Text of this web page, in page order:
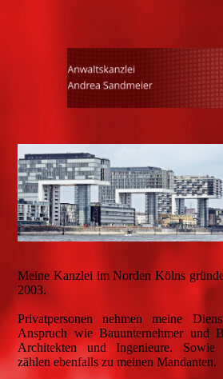
Meine Kanzlei im Norden Kölns
2003.
Privatpersonen nehmen meine
Anspruch wie Bauunternehmer und
Architekten und Ingenieure. Sowie
zählen ebenfalls zu meinen Mandanten.